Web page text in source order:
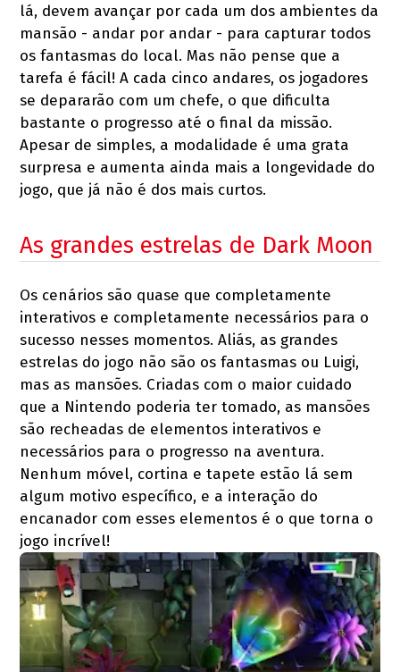
lá, devem avançar por cada um dos ambientes da
mansão - andar por andar - para capturar todos
os fantasmas do local. Mas não pense que a
tarefa é fácil! A cada cinco andares, os jogadores
se depararão com um chefe, o que dificulta
bastante o progresso até o final da missão.
Apesar de simples, a modalidade é uma grata
surpresa e aumenta ainda mais a longevidade do
jogo, que já não é dos mais curtos.
As grandes estrelas de Dark Moon
Os cenários são quase que completamente
interativos e completamente necessários para o
sucesso nesses momentos. Aliás, as grandes
estrelas do jogo não são os fantasmas ou Luigi,
mas as mansões. Criadas com o maior cuidado
que a Nintendo poderia ter tomado, as mansões
são recheadas de elementos interativos e
necessários para o progresso na aventura.
Nenhum móvel, cortina e tapete estão lá sem
algum motivo específico, e a interação do
encanador com esses elementos é o que torna o
jogo incrível!